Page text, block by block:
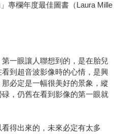
專欄年度最佳圖書（Laura Mille
一眼讓人聯想到的，是在胎兒
到超音波影像時的心情，是興
必定是一幅很美好的景象，縱
，仍舊在看到影像的第一眼就
得出來的，未來必定有太多